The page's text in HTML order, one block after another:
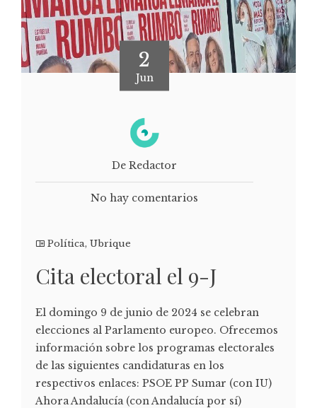
2
Jun
De Redactor
No hay comentarios
Política, Ubrique
Cita electoral el 9-J
El domingo 9 de junio de 2024 se celebran
elecciones al Parlamento europeo. Ofrecemos
información sobre los programas electorales
de las siguientes candidaturas en los
respectivos enlaces: PSOE PP Sumar (con IU)
Ahora Andalucía (con Andalucía por sí)